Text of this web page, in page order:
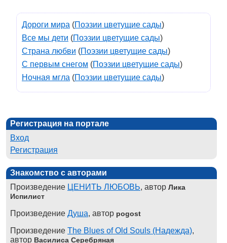
Дороги мира (Поэзии цветущие сады)
Все мы дети (Поэзии цветущие сады)
Страна любви (Поэзии цветущие сады)
С первым снегом (Поэзии цветущие сады)
Ночная мгла (Поэзии цветущие сады)
Регистрация на портале
Вход
Регистрация
Знакомство с авторами
Произведение ЦЕНИТЬ ЛЮБОВЬ, автор Лика
Испилист
Произведение Душа, автор pogost
Произведение The Blues of Old Souls (Надежда),
автор Василиса Серебряная